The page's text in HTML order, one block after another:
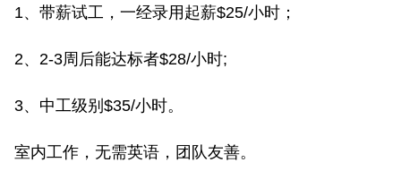
1、带薪试工，一经录用起薪$25/小时；
2、2-3周后能达标者$28/小时;
3、中工级别$35/小时。
室内工作，无需英语，团队友善。